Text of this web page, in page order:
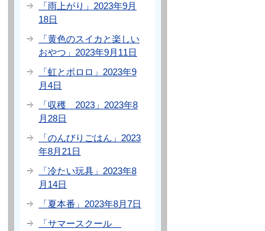
「雨上がり」2023年9月
18日
「黄色のスイカと楽しい
おやつ」2023年9月11日
「虹とポロロ」2023年9
月4日
「収穫 2023」2023年8
月28日
「のんびりごはん」2023
年8月21日
「冷たい玩具」2023年8
月14日
「夏本番」2023年8月7日
「サマースクール